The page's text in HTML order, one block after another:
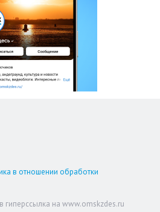
в отношении обработки
гиперссылка на www.omskzdes.ru